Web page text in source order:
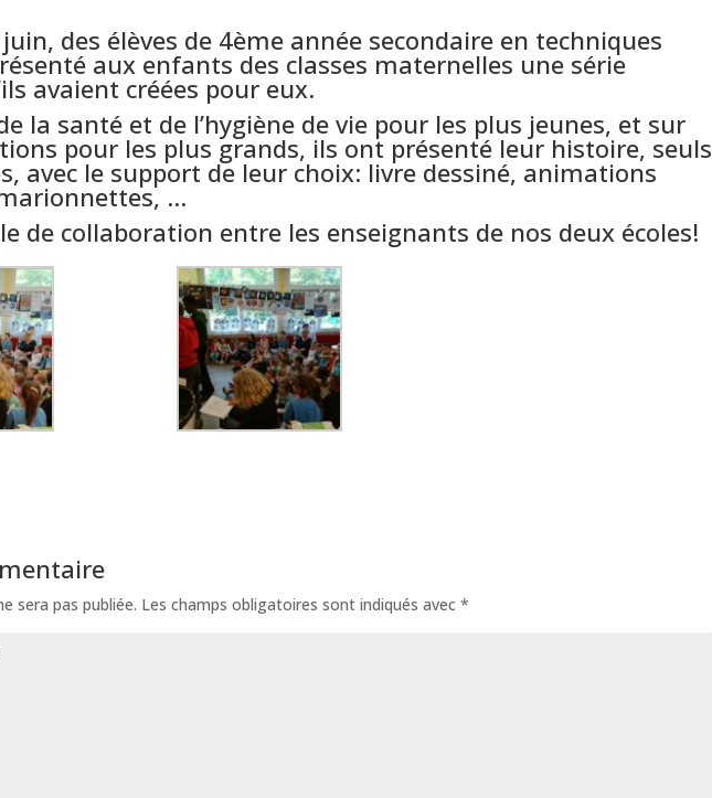
des élèves de 4ème année secondaire en techniques
aux enfants des classes maternelles une série
avaient créées pour eux.
la santé et de l’hygiène de vie pour les plus jeunes, et sur
pour les plus grands, ils ont présenté leur histoire, seuls
avec le support de leur choix: livre dessiné, animations
…
de collaboration entre les enseignants de nos deux écoles!
sera pas publiée. Les champs obligatoires sont indiqués avec*